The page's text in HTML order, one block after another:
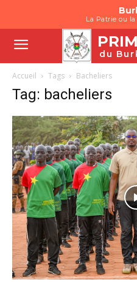
La Patrie ou
du
Accueil Tags Bacheliers
Tag: bacheliers